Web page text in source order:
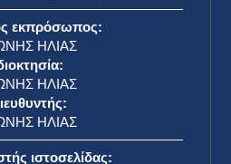
εκπρόσωπος:
ΗΛΙΑΣ
ΗΛΙΑΣ
ΗΛΙΑΣ
ιστοσελίδας: